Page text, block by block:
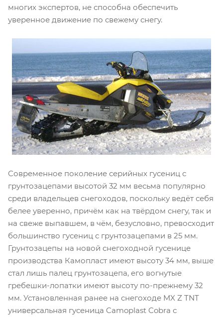
многих экспертов, не способна обеспечить
уверенное движение по свежему снегу.
Современное поколение серийных гусениц с
грунтозацепами высотой 32 мм весьма популярно
среди владельцев снегоходов, поскольку ведёт себя
белее уверенно, причём как на твёрдом снегу, так и
на свеже выпавшем, в чём, безусловно, превосходит
большинство гусениц с грунтозацепами в 25 мм.
Грунтозацепы на новой снегоходной гусенице
производства Камопласт имеют высоту 34 мм, выше
стал лишь палец грунтозацепа, его вогнутые
гребешки-лопатки имеют высоту по-прежнему 32
мм. Установленная ранее на снегоходе MX Z TNT
универсальная гусеница Camoplast Cobra с